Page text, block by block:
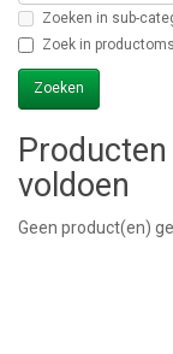
Zoeken in sub-
Zoek in
voldoen
Geen product(en)